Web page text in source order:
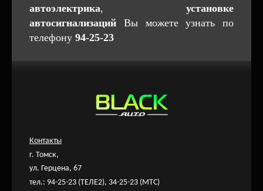
автоэлектрика, установке
автосигнализаций Вы можете узнать по
телефону 94-25-23
Контакты
г. Томск,
ул. Герцена, 67
тел.: 94-25-23 (ТЕЛЕ2), 34-25-23 (МТС)